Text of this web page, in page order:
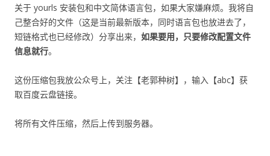
关于 yourls 安装包和中文简体语言包，如果大家嫌麻烦。我将自
己整合好的文件（这是当前最新版本，同时语言包也放进去了，
短链格式也已经修改）分享出来， 如果要用，只要修改配置文件
信息就行。
这份压缩包我放公众号上，关注【老郭种树】，输入【abc】获
取百度云盘链接。
将所有文件压缩，然后上传到服务器。